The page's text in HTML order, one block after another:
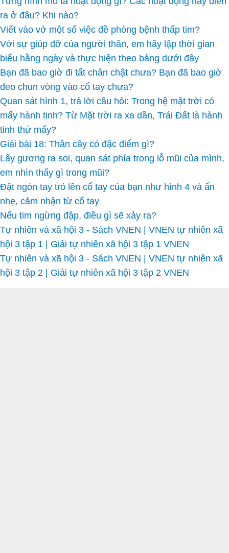
ra ở đâu? Khi nào?
Viết vào vở một số việc đề phòng bệnh thấp tim?
Với sự giúp đỡ của người thân, em hãy lập thời gian
biểu hằng ngày và thực hiện theo bảng dưới đây
Bạn đã bao giờ đi tất chân chật chưa? Bạn đã bao giờ
đeo chun vòng vào cổ tay chưa?
Quan sát hình 1, trả lời câu hỏi: Trong hệ mặt trời có
mấy hành tinh? Từ Mặt trời ra xa dần, Trái Đất là hành
tinh thứ mấy?
Giải bài 18: Thân cây có đặc điểm gì?
Lấy gương ra soi, quan sát phía trong lỗ mũi của mình,
em nhìn thấy gì trong mũi?
Đặt ngón tay trỏ lên cổ tay của bạn như hình 4 và ấn
nhẹ, cảm nhận từ cổ tay
Nếu tim ngừng đập, điều gì sẽ xảy ra?
Tự nhiên và xã hội 3 - Sách VNEN | VNEN tự nhiên xã
hội 3 tập 1 | Giải tự nhiên xã hội 3 tập 1 VNEN
Tự nhiên và xã hội 3 - Sách VNEN | VNEN tự nhiên xã
hội 3 tập 2 | Giải tự nhiên xã hội 3 tập 2 VNEN